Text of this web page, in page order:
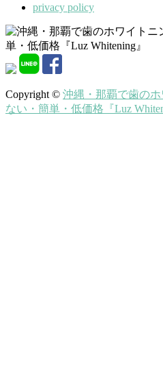
privacy policy
Copyright © 沖縄・那覇で歯の
ない・簡単・低価格『Luz